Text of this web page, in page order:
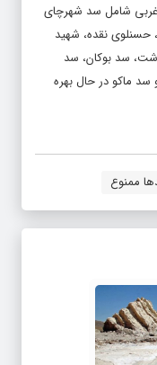
در آذربایجان غربی شامل سد شهرچای
حسنلوی نقده، شهید
ساروق تکاب، قیقاج و ارس ۲ پلدشت، سد بوکان، سد
سد ماکو در حال بهره
ممنوع